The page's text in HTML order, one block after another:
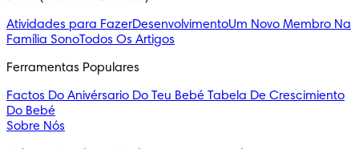
Atividades para FazerDesenvolvimentoUm Novo Membro Na
Família SonoTodos Os Artigos
Ferramentas Populares
Factos Do Anivérsario Do Teu Bebé Tabela De Crescimiento
Do Bebé
Sobre Nós